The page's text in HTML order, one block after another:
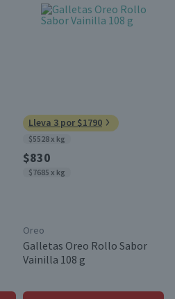
Lleva 3 por $1790
$5528 x kg
$830
$7685 x kg
Oreo
Galletas Oreo Rollo Sabor
Vainilla 108 g